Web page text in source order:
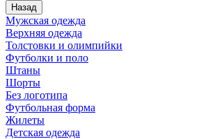
Назад
Мужская одежда
Верхняя одежда
Толстовки и олимпийки
Футболки и поло
Штаны
Шорты
Без логотипа
Футбольная форма
Жилеты
Детская одежда